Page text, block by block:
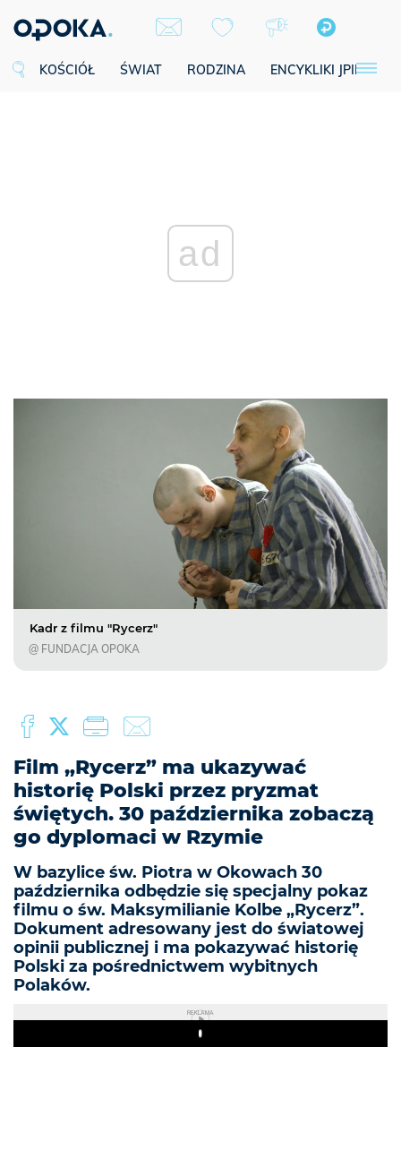
KOŚCIÓŁ ŚWIAT RODZINA ENCYKLIKI JPII
ad
Kadr z filmu "Rycerz"
@ FUNDACJA OPOKA
Film „Rycerz” ma ukazywać
historię Polski przez pryzmat
świętych. 30 października zobaczą
go dyplomaci w Rzymie
W bazylice św. Piotra w Okowach 30
października odbędzie się specjalny pokaz
filmu o św. Maksymilianie Kolbe „Rycerz”.
Dokument adresowany jest do światowej
opinii publicznej i ma pokazywać historię
Polski za pośrednictwem wybitnych
Polaków.
REKLAMA
Play